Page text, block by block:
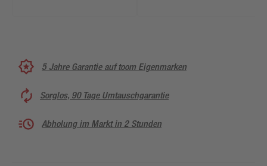
5 Jahre Garantie auf toom Eigenmarken
Sorglos, 90 Tage Umtauschgarantie
Abholung im Markt in 2 Stunden